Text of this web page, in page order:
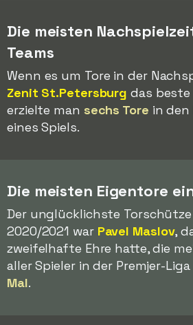
Die meisten
Teams
Wenn es um Tore in der
Zenit St.Petersburg das beste
erzielte man sechs Tore in
eines Spiels.
Die meisten Eigentore
Der unglücklichste Torschütze
2020/2021 war Pavel Maslov,
zweifelhafte Ehre hatte, die
aller Spieler in der Premjer-
Mal.